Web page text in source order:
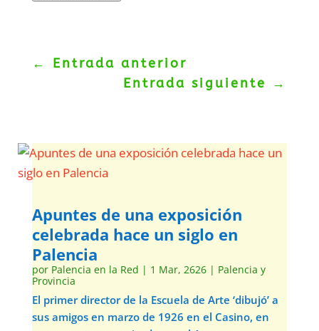
← Entrada anterior
Entrada siguiente
→
Apuntes de una exposición
celebrada hace un siglo en
Palencia
por Palencia en la Red | 1 Mar, 2626| Palencia y
Provincia
El primer director de la Escuela de Arte ‘dibujó’ a
sus amigos en marzo de 1926 en el Casino, en